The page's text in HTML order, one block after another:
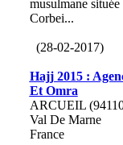
musulmane située
Corbei...
(28-02-2017)
Hajj 2015 :
Et Omra
ARCUEIL
Val De Marne
France